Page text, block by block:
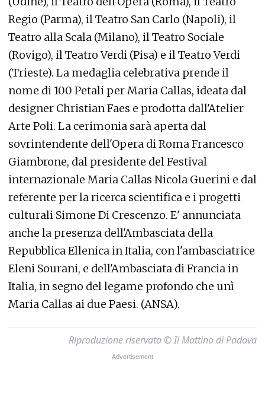
Regio (Parma), il Teatro San Carlo (Napoli), il
Teatro alla Scala (Milano), il Teatro Sociale
(Rovigo), il Teatro Verdi (Pisa) e il Teatro Verdi
(Trieste). La medaglia celebrativa prende il
nome di 100 Petali per Maria Callas, ideata dal
designer Christian Faes e prodotta dall'Atelier
Arte Poli. La cerimonia sarà aperta dal
sovrintendente dell'Opera di Roma Francesco
Giambrone, dal presidente del Festival
internazionale Maria Callas Nicola Guerini e dal
referente per la ricerca scientifica e i progetti
culturali Simone Di Crescenzo. E' annunciata
anche la presenza dell'Ambasciata della
Repubblica Ellenica in Italia, con l'ambasciatrice
Eleni Sourani, e dell'Ambasciata di Francia in
Italia, in segno del legame profondo che unì
Maria Callas ai due Paesi. (ANSA).
Riproduzione riservata © Il Mattino di Padova